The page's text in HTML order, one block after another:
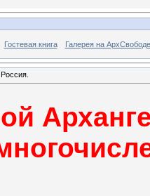
Гостевая книга Галерея на АрхСвободе